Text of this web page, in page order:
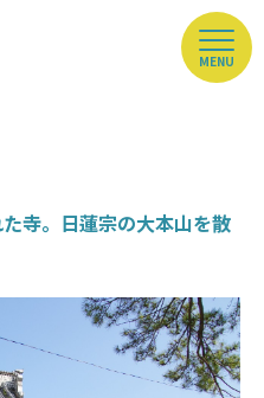
MENU
寺。日蓮宗の大本山を散